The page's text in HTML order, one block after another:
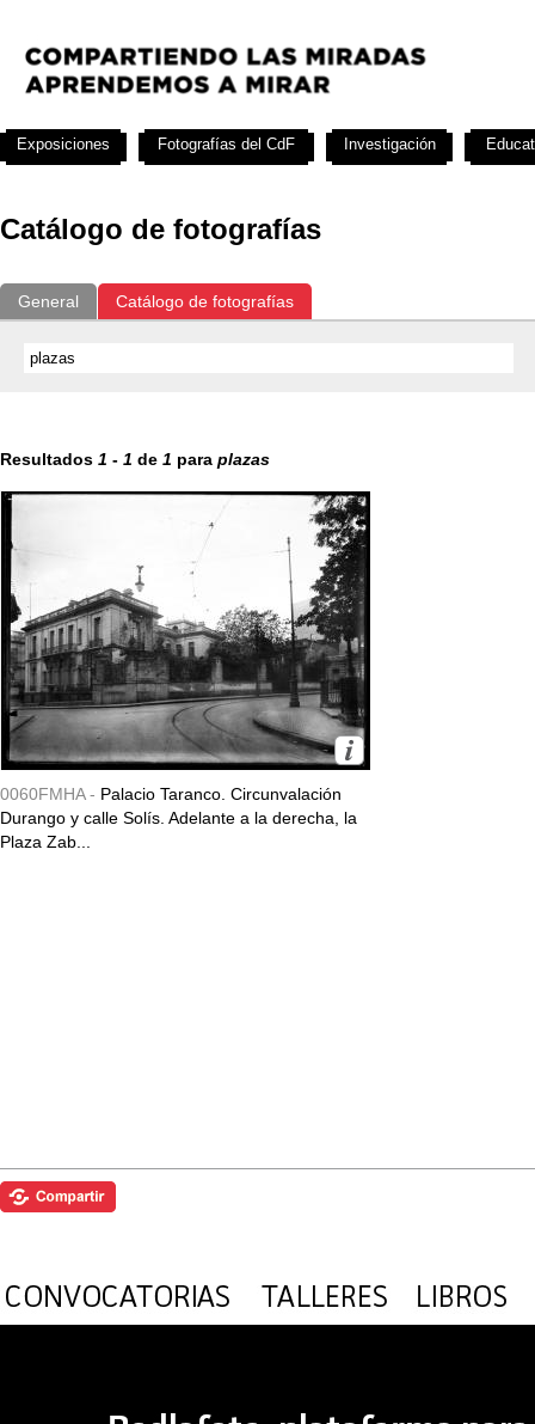
Catálogo de fotografías
General Catálogo de fotografías
Resultados 1 - 1 de 1 para plazas
0060FMHA - Palacio Taranco. Circunvalación
Durango y calle Solís. Adelante a la derecha, la
Plaza Zab...
Exposiciones Fotografías del CdF Investigación